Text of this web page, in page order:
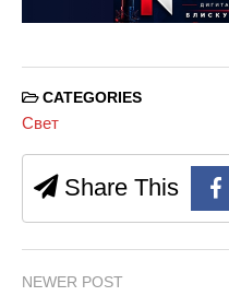
CATEGORIES
Свет
Share This
NEWER POST